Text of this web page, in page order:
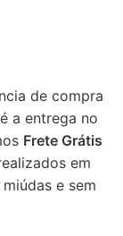
de compra
a entrega no
Frete Grátis
em
e sem